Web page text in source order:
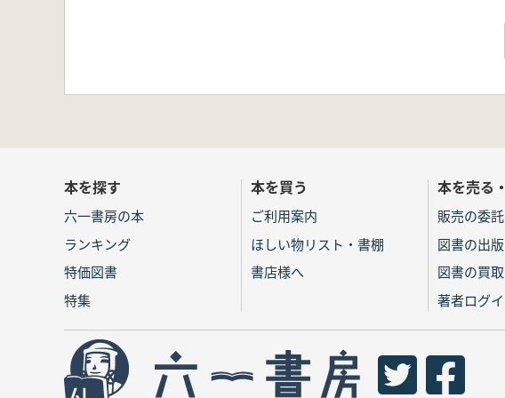
本を探す
六一書房の本
ランキング
特価図書
特集
本を買う
ご利用案内
ほしい物リスト・書棚
書店様へ
本を売る
販売の委
図書の出
図書の買
著者ログ